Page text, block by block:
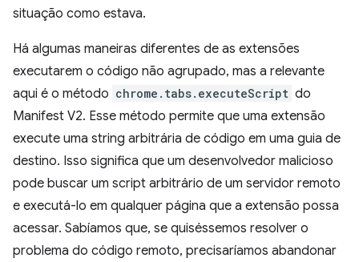
situação como estava.
Há algumas maneiras diferentes de as extensões
executarem o código não agrupado, mas a relevante
aqui é o método chrome.tabs.executeScript do
Manifest V2. Esse método permite que uma extensão
execute uma string arbitrária de código em uma guia de
destino. Isso significa que um desenvolvedor malicioso
pode buscar um script arbitrário de um servidor remoto
e executá-lo em qualquer página que a extensão possa
acessar. Sabíamos que, se quiséssemos resolver o
problema do código remoto, precisaríamos abandonar